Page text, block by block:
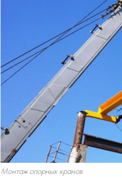
Монтаж опорных кранов